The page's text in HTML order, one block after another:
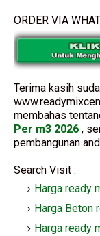
ORDER VIA
Terima kasih
membahas
Per m3 2026 ,
pembangunan
Search Visit :
Harga ready
Harga Beton
Harga ready